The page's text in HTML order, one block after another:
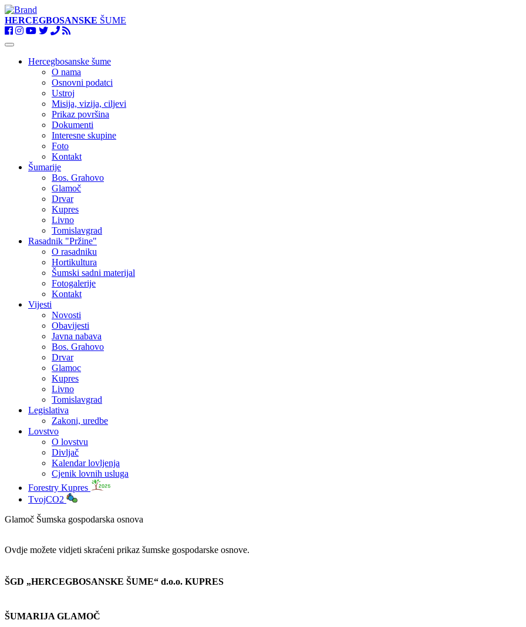
HERCEGBOSANSKE ŠUME
Toggle
navigationHercegbosanske šume
O nama
Osnovni podatci
Ustroj
Misija, vizija, ciljevi
Prikaz površina
Dokumenti
Interesne skupine
Foto
Kontakt
Šumarije
Bos. Grahovo
Glamoč
Drvar
Kupres
Livno
Tomislavgrad
Rasadnik "Pržine"
O rasadniku
Hortikultura
Šumski sadni materijal
Fotogalerije
Kontakt
Vijesti
Novosti
Obavijesti
Javna nabava
Bos. Grahovo
Drvar
Glamoc
Kupres
Livno
Tomislavgrad
Legislativa
Zakoni, uredbe
Lovstvo
O lovstvu
Divljač
Kalendar lovljenja
Cjenik lovnih usluga
Forestry Kupres
TvojCO2
Glamoč Šumska gospodarska osnova
Ovdje možete vidjeti skraćeni prikaz šumske gospodarske osnove.
ŠGD „HERCEGBOSANSKE ŠUME“ d.o.o. KUPRES
ŠUMARIJA GLAMOČ